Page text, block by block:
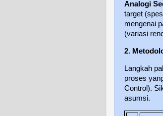
Analogi
target
mengenai
(variasi
2.
Langkah
proses
Control).
asumsi.